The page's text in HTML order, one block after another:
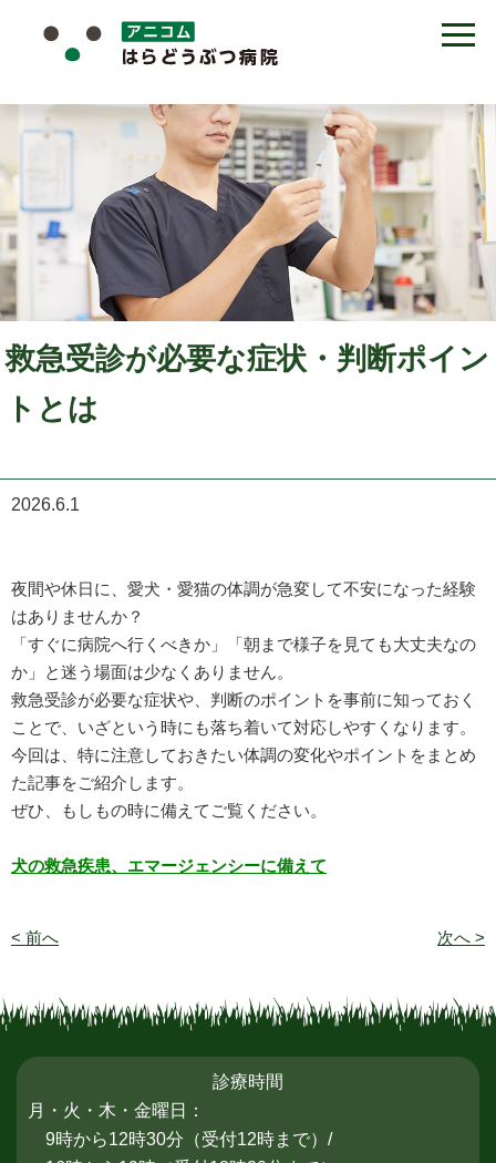
救急受診が必要な症状・判断ポイン
トとは
2026.6.1
夜間や休日に、愛犬・愛猫の体調が急変して不安になった経験
はありませんか？
「すぐに病院へ行くべきか」「朝まで様子を見ても大丈夫なの
か」と迷う場面は少なくありません。
救急受診が必要な症状や、判断のポイントを事前に知っておく
ことで、いざという時にも落ち着いて対応しやすくなります。
今回は、特に注意しておきたい体調の変化やポイントをまとめ
た記事をご紹介します。
ぜひ、もしもの時に備えてご覧ください。
犬の救急疾患、エマージェンシーに備えて
< 前へ 次へ >
診療時間
月・火・木・金曜日：
9時から12時30分（受付12時まで）/